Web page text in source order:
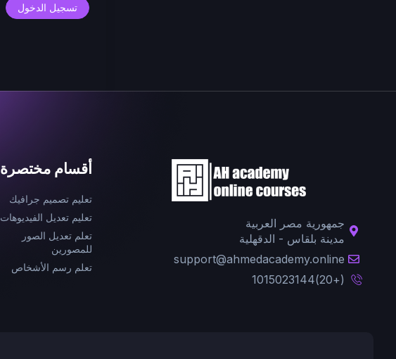
تسجيل الدخول
جمهورية مصر العربية
مدينة بلقاس - الدقهلية
support@ahmedacademy.online
(+20)1015023144
أقسام مختصرة
تعليم تصميم جرافيك
تعليم تعديل الفيديوهات
تعلم تعديل الصور
للمصورين
تعلم رسم الأشخاص